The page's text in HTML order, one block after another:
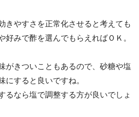
きやすさを正常化させると考えても
好みで酢を選んでもらえればＯＫ。
がきついこともあるので、砂糖や塩
にすると良いですね。
るなら塩で調整する方が良いでしょ